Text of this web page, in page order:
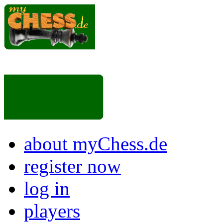
about myChess.de
register now
log in
players